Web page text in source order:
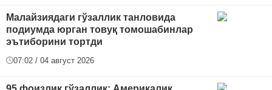
Малайзиядаги гўзаллик танловида
подиумда юрган товуқ томошабинлар
эътиборини тортди
07:02 / 04 август 2026